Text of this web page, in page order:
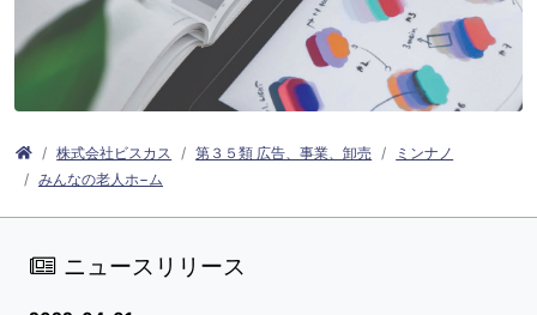
株式会社ビスカス 第３５類 広告、事業、卸売
ミンナノ
みんなの老人ホ−ム
ニュースリリース